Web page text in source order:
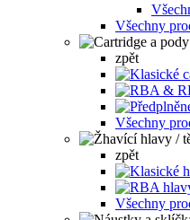
Všechny
zpět
Všechny
zpět
Všechny